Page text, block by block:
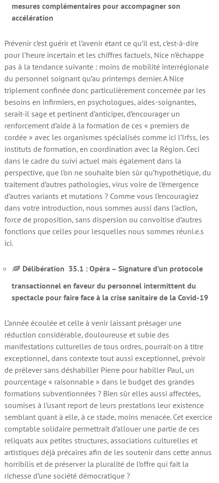
mesures complémentaires pour accompagner son
accélération
Prévenir c’est guérir et l’avenir étant ce qu’il est, c’est-à-dire
pour l’heure incertain et les chiffres factuels, Nice n’échappe
pas à la tendance suivante : moins de mobilité interrégionale
du personnel soignant qu’au printemps dernier. A Nice
triplement confinée donc particulièrement concernée par les
besoins en infirmiers, en psychologues, aides-soignantes,
serait-il sage et pertinent d’anticiper, d’encourager un
renforcement d’aide à la formation de ces « premiers de
cordée » avec les organismes spécialisés comme ici l’Irfss, les
instituts de formation, en coordination avec la Région. Ceci
dans le cadre du suivi actuel mais également dans la
perspective, que l’on ne souhaite bien sûr qu’hypothétique, du
traitement d’autres pathologies, virus voire de l’émergence
d’autres variants et mutations ? Comme vous l’encouragiez
dans votre introduction, nous sommes aussi dans l’action,
force de proposition, sans dispersion ou convoitise d’autres
fonctions que celles pour lesquelles nous sommes réuni.e.s
ici.
Délibération 35.1 : Opéra – Signature d’un protocole
transactionnel en faveur du personnel intermittent du
spectacle pour faire face à la crise sanitaire de la Covid-19
L’année écoulée et celle à venir laissant présager une
réduction considérable, douloureuse et subie des
manifestations culturelles de tous ordres, pourrait-on à titre
exceptionnel, dans contexte tout aussi exceptionnel, prévoir
de prélever sans déshabiller Pierre pour habiller Paul, un
pourcentage « raisonnable » dans le budget des grandes
formations subventionnées ? Bien sûr elles aussi affectées,
soumises à l’usant report de leurs prestations leur existence
semblant quant à elle, à ce stade, moins menacée. Cet exercice
comptable solidaire permettrait d’allouer une partie de ces
reliquats aux petites structures, associations culturelles et
artistiques déjà précaires afin de les soutenir dans cette annus
horribilis et de préserver la pluralité de l’offre qui fait la
richesse d’une société démocratique ?